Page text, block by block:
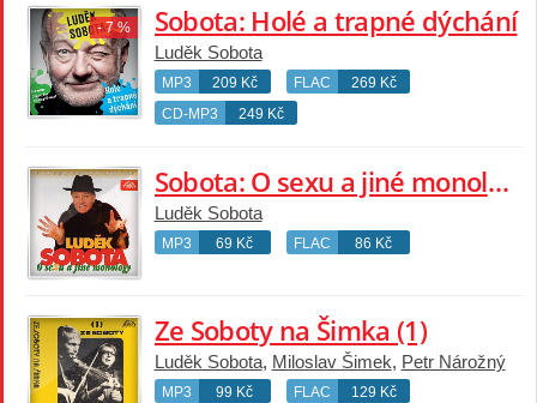
- 7 % Sobota: Holé a trapné dýchání
Luděk Sobota
MP3 209 Kč FLAC
269 Kč
CD-MP3
249 Kč
Sobota: O sexu a jiné monology
Luděk Sobota
MP3 69 Kč FLAC 86 Kč
Ze Soboty na Šimka (1)
Luděk Sobota, Miloslav Šimek, Petr Nárožný
MP3 99 Kč FLAC 129 Kč